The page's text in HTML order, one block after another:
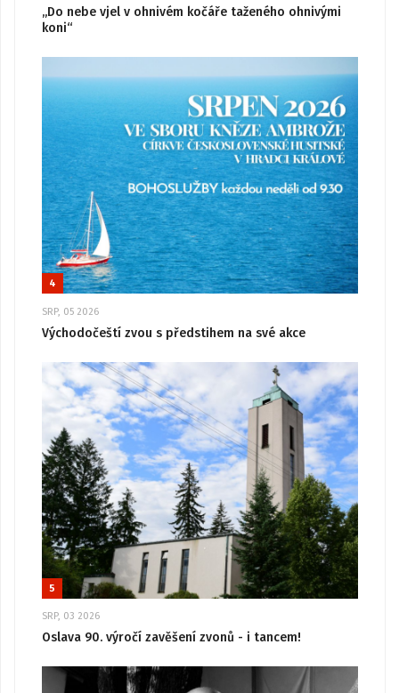
„Do nebe vjel v ohnivém kočáře taženého ohnivými
koni“
4
SRP, 05 2026
Východočeští zvou s předstihem na své akce
5
SRP, 03 2026
Oslava 90. výročí zavěšení zvonů - i tancem!